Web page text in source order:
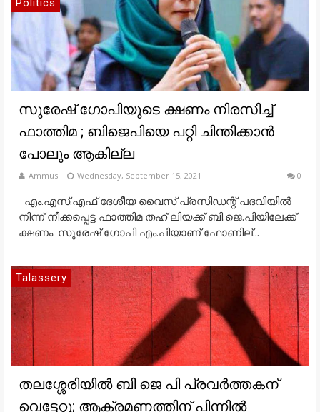
Politics
സുരേഷ് ഗോപിയുടെ ക്ഷണം നിരസിച്ച്
ഫാത്തിമ ; ബിജെപിയെ പറ്റി ചിന്തിക്കാൻ
പോലും ആകില്ല
Ammus Wednesday, September 15, 2021 0
എം.എസ്.എഫ് ദേശീയ വൈസ് പ്രസിഡന്റ് പദവിയില്‍
നിന്ന് നീക്കപ്പെട്ട ഫാത്തിമ തഹ് ലിയക്ക് ബി.ജെ.പിയിലേക്ക്
ക്ഷണം. സുരേഷ് ഗോപി എം.പിയാണ് ഫോണില്...
Talassery
തലശ്ശേരിയിൽ ബി ജെ പി പ്രവർത്തകന്
വെട്ടേറ്റു; ആക്രമണത്തിന് പിന്നിൽ